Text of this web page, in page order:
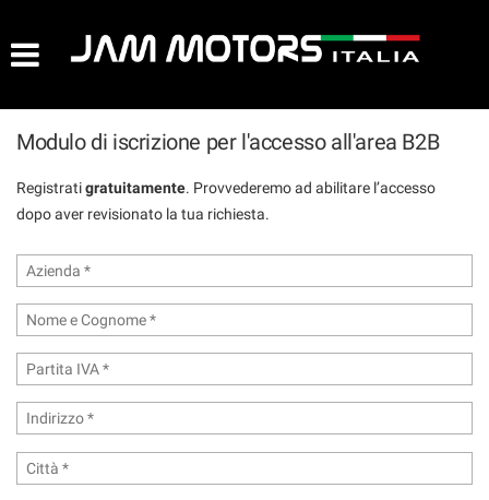
ACQUISTIAMO USATO
ASSISTENZA
CONTATTI
NEWS
Modulo di iscrizione per l'accesso all'area B2B
Registratigratuitamente. Provvederemo ad abilitare l’accesso
dopo aver revisionato la tua richiesta.